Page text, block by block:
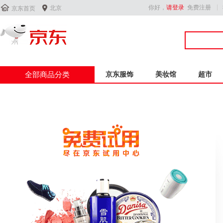
 京东首页  北京 你好， 请登录 免费注册
全部商品分类 京东服饰 美妆馆 超市